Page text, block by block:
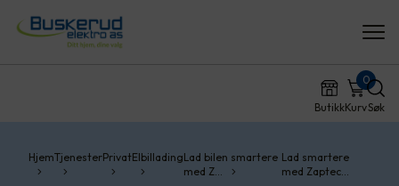
ButikkKurv
0
Søk
HjemTjenesterPrivatElbilladingLad bilen smartere
med Z…
Lad smartere
med Zaptec…